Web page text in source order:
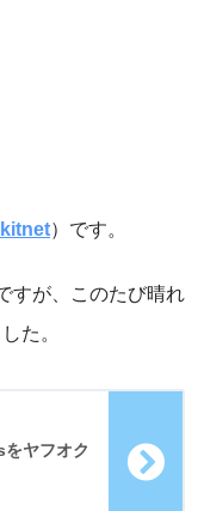
）です。
すが、このたび晴れ
た。
ヤフオク